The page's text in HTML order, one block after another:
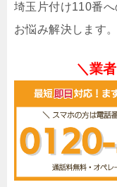
埼玉片付け110番
お悩み解決します
＼業